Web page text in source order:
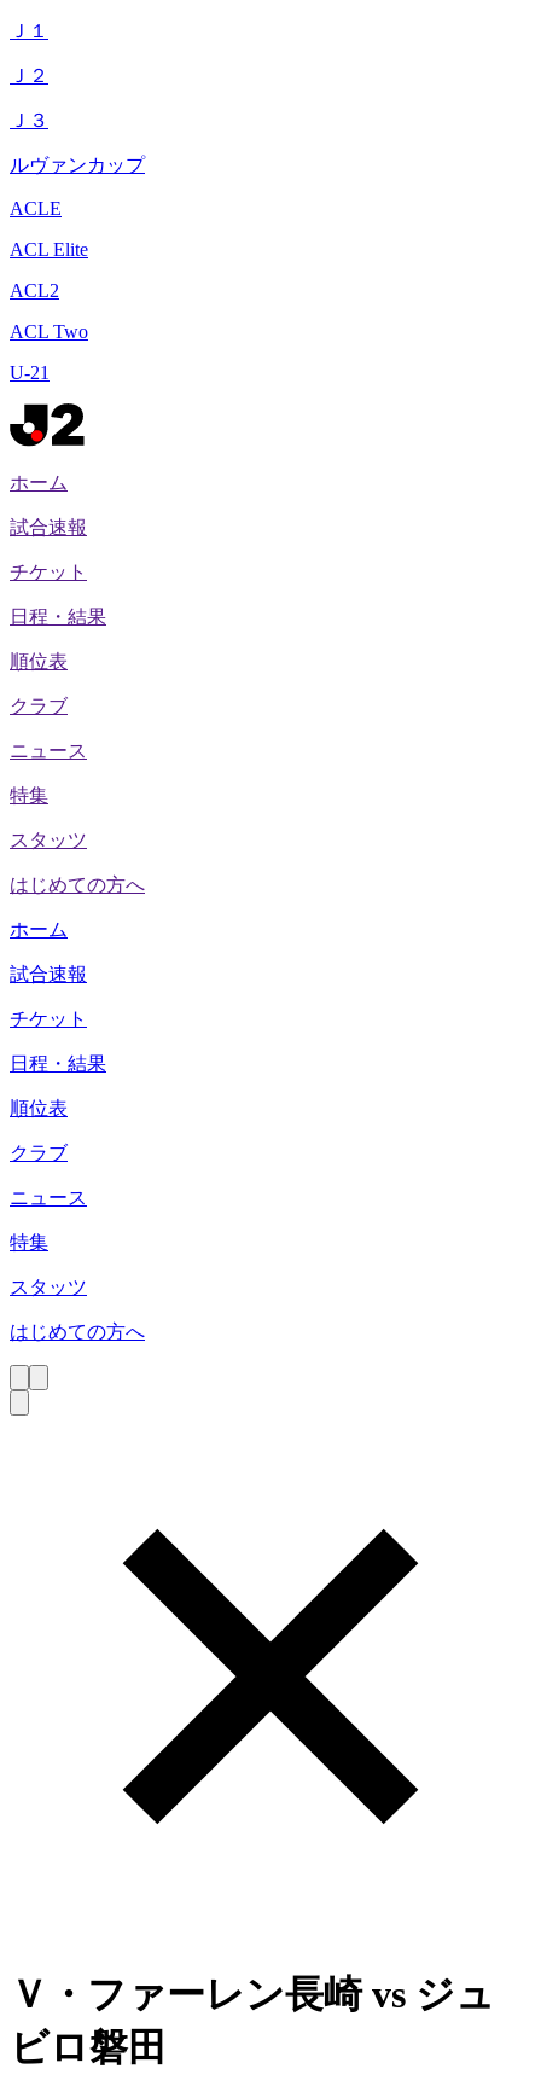
Ｊ１
Ｊ２
Ｊ３
ルヴァンカップ
ACLE
ACL Elite
ACL2
ACL Two
U-21
ホーム
試合速報
チケット
日程・結果
順位表
クラブ
ニュース
特集
スタッツ
はじめての方へ
ホーム
試合速報
チケット
日程・結果
順位表
クラブ
ニュース
特集
スタッツ
はじめての方へ
Ｖ・ファーレン長崎vs ジュ
ビロ磐田